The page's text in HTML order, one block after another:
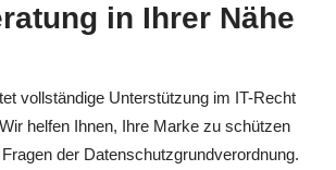
in Ihrer Nähe
vollständige Unterstützung im IT-Recht
helfen Ihnen, Ihre Marke zu schützen
der Datenschutzgrundverordnung.